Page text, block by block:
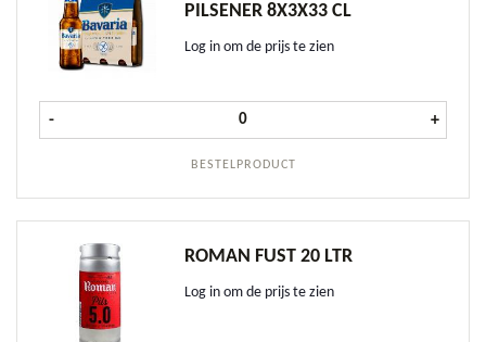
PILSENER 8X3X33 CL
Log in om de prijs te zien
BESTELPRODUCT
- Bavaria Glutenvrij Pilsener 8x3x33
+
ROMAN FUST 20 LTR
Log in om de prijs te zien